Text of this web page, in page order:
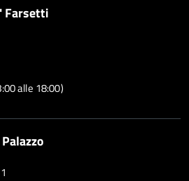
Farsetti
alle 18:00)